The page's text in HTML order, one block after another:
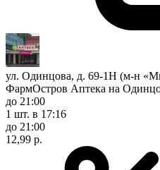
ул. Одинцова, д. 69-1Н (м-н
ФармОстров Аптека на
до 21:00
1 шт. в 17:16
до 21:00
12,99 р.